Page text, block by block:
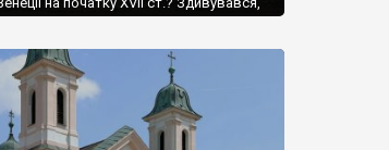
бо сидів до ночі за читанням «різних
дізнаюсь, наприклад, про […]